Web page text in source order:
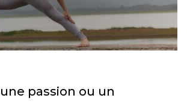
passion ou un